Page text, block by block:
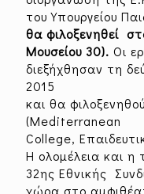
του Υπουργείου
θα φιλοξενηθεί
Μουσείου 30). Οι
διεξήχθησαν τη
2015
και θα
(Mediterranean
College,
Η ολομέλεια και η
32ης Εθνικής
χώρα στο